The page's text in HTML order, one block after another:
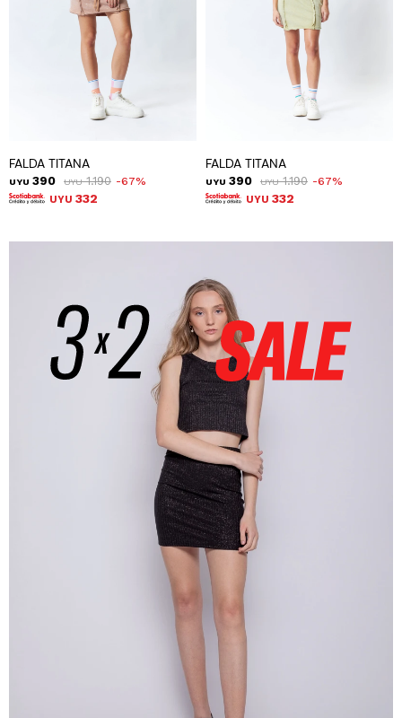
FALDA TITANA
UYU 390 UYU 1.190 67
UYU 332
FALDA TITANA
UYU 390 UYU 1.190 67
UYU 332